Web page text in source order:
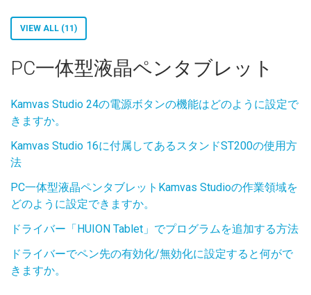
VIEW ALL (11)
PC一体型液晶ペンタブレット
Kamvas Studio 24の電源ボタンの機能はどのように設定で
きますか。
Kamvas Studio 16に付属してあるスタンドST200の使用方
法
PC一体型液晶ペンタブレットKamvas Studioの作業領域を
どのように設定できますか。
ドライバー「HUION Tablet」でプログラムを追加する方法
ドライバーでペン先の有効化/無効化に設定すると何がで
きますか。